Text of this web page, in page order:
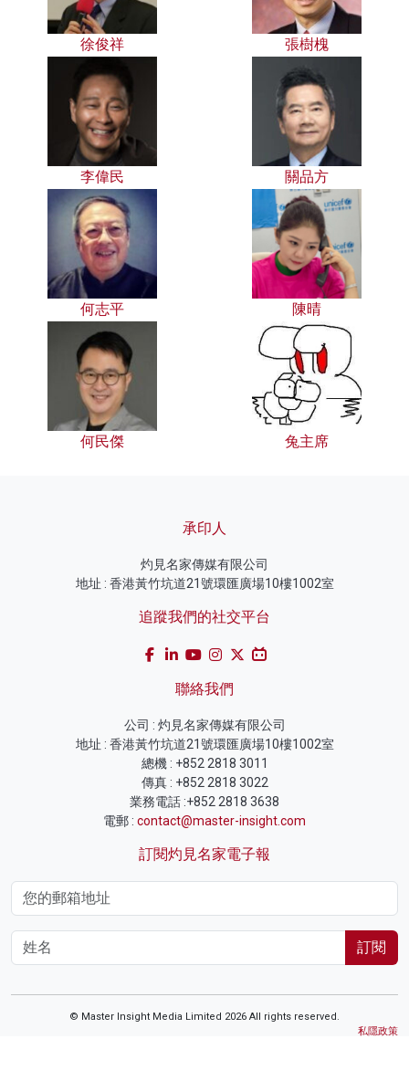
徐俊祥 張樹槐
李偉民 關品方
何志平 陳晴
何民傑 兔主席
承印人
灼見名家傳媒有限公司
地址 : 香港黃竹坑道21號環匯廣場10樓1002室
追蹤我們的社交平台
聯絡我們
公司 : 灼見名家傳媒有限公司
地址 : 香港黃竹坑道21號環匯廣場10樓1002室
總機 : +852 2818 3011
傳真 : +852 2818 3022
業務電話 :+852 2818 3638
電郵 : contact@master-insight.com
訂閱灼見名家電子報
訂閱
© Master Insight Media Limited 2026 All rights reserved.
私隱政策